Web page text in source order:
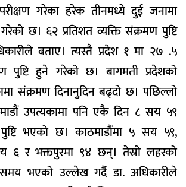
गरेका हरेक तीनमध्ये दुई जनामा
छ। ६२ प्रतिशत व्यक्ति संक्रमण पुष्टि
बताए। त्यस्तै प्रदेश १ मा २७ .५
पुष्टि हुने गरेको छ। बागमती प्रदेशको
संक्रमण दिनानुदिन बढ्दो छ। पछिल्लो
उपत्यकामा पनि एकै दिन ८ सय ५९
भएको छ। काठमाडौंमा ५ सय ५९,
६ र भक्तपुरमा ९४ छन्। तेस्रो लहरको
भएको उल्लेख गर्दै डा. अधिकारीले